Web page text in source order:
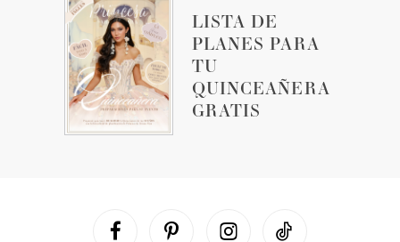
LISTA DE
PLANES PARA
TU
QUINCEAÑERA
GRATIS